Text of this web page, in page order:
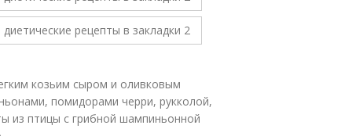
козьим сыром и оливковым
помидорами черри, рукколой,
из птицы с грибной шампиньонной